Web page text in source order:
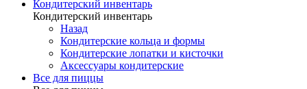
Кондитерский инвентарь
Кондитерский инвентарь
Назад
Кондитерские кольца и формы
Кондитерские лопатки и кисточки
Аксессуары кондитерские
Все для пиццы